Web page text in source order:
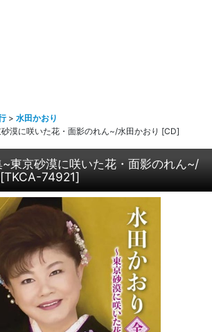
> 水田かおり
漠に咲いた花・面影のれん~/水田かおり [CD]
東京砂漠に咲いた花・面影のれん~/
[TKCA-74921]